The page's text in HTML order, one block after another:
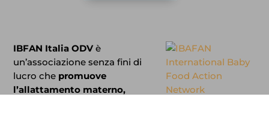
IBFAN Italia ODV è
un’associazione senza fini di
lucro che promuove
l’allattamento materno,